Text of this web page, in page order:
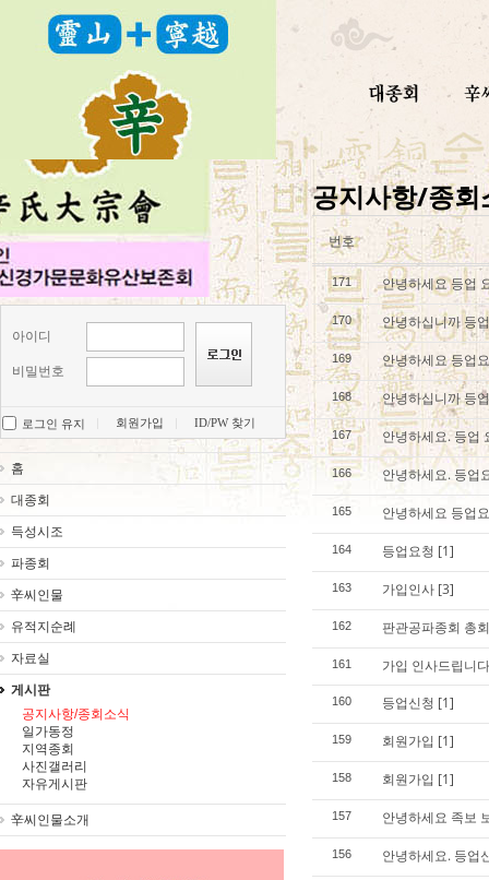
아이디
비밀번호
로그인 유지 회원가입 ID/PW 찾기
홈
대종회
득성시조
파종회
辛씨인물
유적지순례
자료실
게시판
공지사항/종회소식
일가동정
지역종회
사진갤러리
자유게시판
辛씨인물소개
공지사항/종회
번호
171 안녕하세요 등업
170 안녕하십니까 등
169 안녕하세요 등업
168 안녕하십니까 등
167 안녕하세요. 등업
166 안녕하세요. 등업
165 안녕하세요 등업
164 등업요청 [1]
163 가입인사 [3]
162 판관공파종회 총
161 가입 인사드립니
160 등업신청 [1]
159 회원가입 [1]
158 회원가입 [1]
157 안녕하세요 족보
156 안녕하세요. 등업